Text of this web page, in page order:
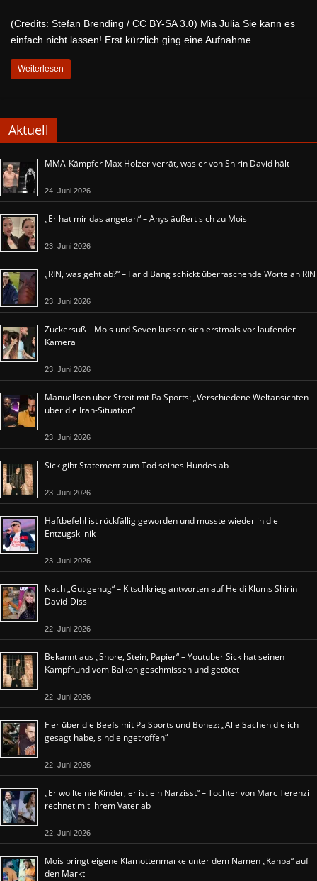
(Credits: Stefan Brending / CC BY-SA 3.0) Mia Julia Sie kann es
einfach nicht lassen! Erst kürzlich ging eine Aufnahme
Weiterlesen
Aktuell
MMA-Kämpfer Max Holzer verrät, was er von Shirin David hält
24. Juni 2026
„Er hat mir das angetan“ – Anys äußert sich zu Mois
23. Juni 2026
„RIN, was geht ab?“ – Farid Bang schickt überraschende Worte an RIN
23. Juni 2026
Zuckersüß – Mois und Seven küssen sich erstmals vor laufender
Kamera
23. Juni 2026
Manuellsen über Streit mit Pa Sports: „Verschiedene Weltansichten
über die Iran-Situation“
23. Juni 2026
Sick gibt Statement zum Tod seines Hundes ab
23. Juni 2026
Haftbefehl ist rückfällig geworden und musste wieder in die
Entzugsklinik
23. Juni 2026
Nach „Gut genug“ – Kitschkrieg antworten auf Heidi Klums Shirin
David-Diss
22. Juni 2026
Bekannt aus „Shore, Stein, Papier“ – Youtuber Sick hat seinen
Kampfhund vom Balkon geschmissen und getötet
22. Juni 2026
Fler über die Beefs mit Pa Sports und Bonez: „Alle Sachen die ich
gesagt habe, sind eingetroffen“
22. Juni 2026
„Er wollte nie Kinder, er ist ein Narzisst“ – Tochter von Marc Terenzi
rechnet mit ihrem Vater ab
22. Juni 2026
Mois bringt eigene Klamottenmarke unter dem Namen „Kahba“ auf
den Markt